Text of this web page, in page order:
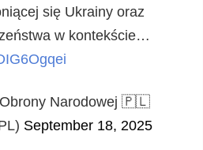
się Ukrainy oraz
w kontekście…
Narodowej 🇵🇱
September 18, 2025